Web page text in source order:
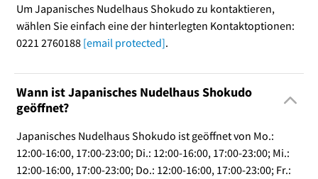
Um Japanisches Nudelhaus Shokudo zu kontaktieren,
wählen Sie einfach eine der hinterlegten Kontaktoptionen:
0221 2760188 [email protected].
Wann ist Japanisches Nudelhaus Shokudo
geöffnet?
Japanisches Nudelhaus Shokudo ist geöffnet von Mo.:
12:00-16:00, 17:00-23:00; Di.: 12:00-16:00, 17:00-23:00; Mi.:
12:00-16:00, 17:00-23:00; Do.: 12:00-16:00, 17:00-23:00; Fr.: